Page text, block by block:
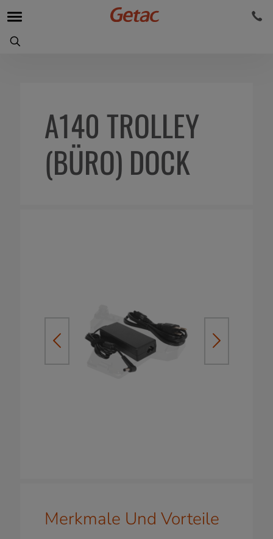
A140 TROLLEY
(BÜRO) DOCK
Merkmale Und Vorteile